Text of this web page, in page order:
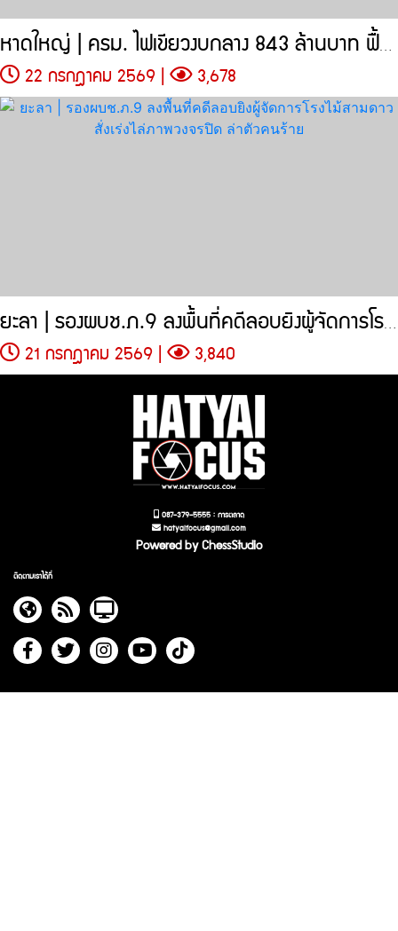
หาดใหญ่ | ครม. ไฟเขียวงบกลาง 843 ล้านบาท ฟื้นฟูระบบชลประทาน 5
22 กรกฎาคม 2569 | 3,678
ยะลา | รองผบช.ภ.9 ลงพื้นที่คดีลอบยิงผู้จัดการโรงไม้สามดาว
21 กรกฎาคม 2569 | 3,840
087-379-5555 : การตลาด
hatyaifocus@gmail.com
Powered by ChessStudio
ติดตามเราได้ที่